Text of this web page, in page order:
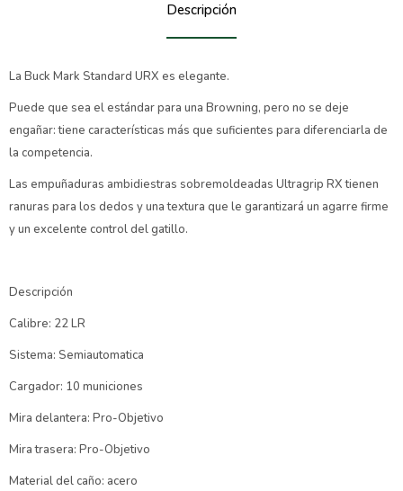
Descripción
La Buck Mark Standard URX es elegante.
Puede que sea el estándar para una Browning, pero no se deje
engañar: tiene características más que suficientes para diferenciarla de
la competencia.
Las empuñaduras ambidiestras sobremoldeadas Ultragrip RX tienen
ranuras para los dedos y una textura que le garantizará un agarre firme
y un excelente control del gatillo.
Descripción
Calibre: 22 LR
Sistema: Semiautomatica
Cargador: 10 municiones
Mira delantera: Pro-Objetivo
Mira trasera: Pro-Objetivo
Material del caño: acero